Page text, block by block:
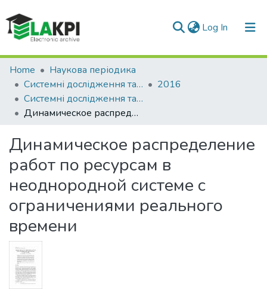
Log In (current)
Communities & Collections
All of DSpace
Statistics
Home
Наукова періодика
Системні дослідження та інформаційні технології
2016
Системні дослідження та інформаційні технології: міжнародний науково-технічний журнал, № 3
Динамическое распределение работ по ресурсам в неоднородной системе с ограничениями реального времени
Динамическое распределение
работ по ресурсам в
неоднородной системе с
ограничениями реального
времени